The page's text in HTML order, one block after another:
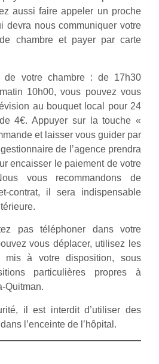
aussi faire appeler un proche
devra nous communiquer votre
chambre et payer par carte
de votre chambre : de 17h30
10h00, vous pouvez vous
au bouquet local pour 24
4€. Appuyer sur la touche «
et laisser vous guider par
de l’agence prendra
encaisser le paiement de votre
vous recommandons de
contrat, il sera indispensable
pas téléphoner dans votre
vous déplacer, utilisez les
mis à votre disposition, sous
particulières propres à
Quitman.
il est interdit d’utiliser des
l’enceinte de l’hôpital.